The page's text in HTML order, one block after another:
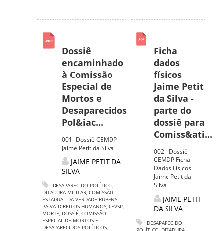
Dossiê
encaminhado
à Comissão
Especial de
Mortos e
Desaparecidos
Pol&iac...
001- Dossiê CEMDP
Jaime Petit da Silva
JAIME PETIT DA
SILVA
DESAPARECIDO POLÍTICO,
DITADURA MILITAR, COMISSÃO
ESTADUAL DA VERDADE RUBENS
PAIVA, DIREITOS HUMANOS, CEVSP,
MORTE, DOSSIÊ, COMISSÃO
ESPECIAL DE MORTOS E
DESAPARECIDOS POLÍTICOS,
Ficha
dados
físicos
Jaime Petit
da Silva -
parte do
dossiê para
Comiss&ati...
002 - Dossiê
CEMDP Ficha
Dados Físicos
Jaime Petit da
Silva
JAIME PETIT
DA SILVA
DESAPARECIDO
POLÍTICO, DITADURA